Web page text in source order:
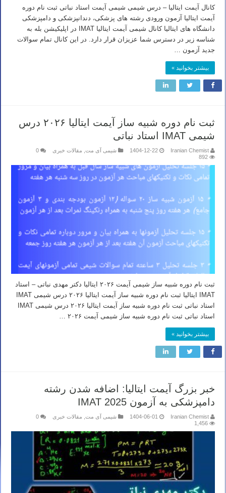
کانال آیمت ایتالیا – درس شیمی شیمی آیمت استاد نباتی ثبت نام دوره
آیمت ایتالیا آزمون ورودی رشته های پزشکی، دندانپزشکی و دامپزشکی
دانشگاه های ایتالیا کانال شیمی آیمت ایتالیا IMAT در اپلیکیشن بله به
شناسه زیر در دسترس شما عزیزان قرار دارد. در این کانال تمام سوالات
جدید آزمون …
بیشتر بخوانید »
ثبت نام دوره شبیه ساز آیمت ایتالیا ۲۰۲۶ درس
شیمی IMAT استاد نباتی
Iranian Chemist
1404-12-22 شیمی آی مت, مقالات خبری
0
892
ثبت نام دوره شبیه ساز شیمی آیمت ۲۰۲۶ ایتالیا دکتر مهدی نباتی – استاد
IMAT ایتالیا ثبت نام دوره شبیه ساز آیمت ایتالیا ۲۰۲۶ درس شیمی IMAT
استاد نباتی ثبت نام دوره شبیه ساز آیمت ایتالیا ۲۰۲۶ درس شیمی IMAT
استاد نباتی ثبت نام دوره شبیه ساز شیمی آیمت ۲۰۲۶ …
بیشتر بخوانید »
خبر بزرگ آیمت ایتالیا: اضافه شدن رشته
دامپزشکی به آزمون IMAT 2025
Iranian Chemist
1404-06-01 شیمی آی مت, مقالات خبری
0
1,456